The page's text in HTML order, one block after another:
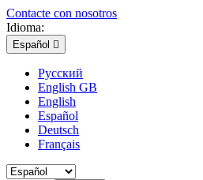
Contacte con nosotros
Idioma:
Español 
Русский
English GB
English
Español
Deutsch
Français